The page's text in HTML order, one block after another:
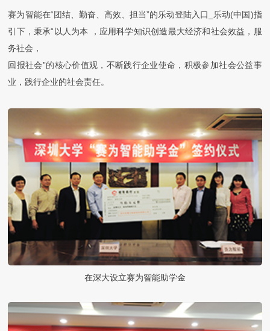
赛为智能在“团结、勤奋、高效、担当”的乐动登陆入口_乐动(中国)指
引下，秉承“以人为本 ，应用科学知识创造最大经济和社会效益，服
务社会，
回报社会”的核心价值观，不断践行企业使命，积极参加社会公益事
业，践行企业的社会责任。
在深大设立赛为智能助学金